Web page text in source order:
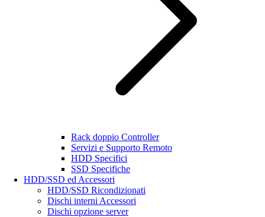
Rack doppio Controller
Servizi e Supporto Remoto
HDD Specifici
SSD Specifiche
HDD/SSD ed Accessori
HDD/SSD Ricondizionati
Dischi interni Accessori
Dischi opzione server